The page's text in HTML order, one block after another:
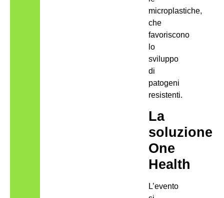
microplastiche,
che
favoriscono
lo
sviluppo
di
patogeni
resistenti.
La
soluzione
One
Health
L’evento